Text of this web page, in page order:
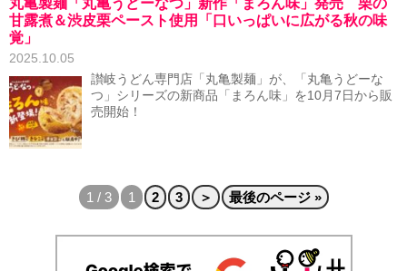
丸亀製麺「丸亀うどーなつ」新作「まろん味」発売 栗の
甘露煮＆渋皮栗ペースト使用「口いっぱいに広がる秋の味
覚」
2025.10.05
讃岐うどん専門店「丸亀製麺」が、「丸亀うどーな
つ」シリーズの新商品「まろん味」を10月7日から販
売開始！
1 / 3 1 2 3 ＞ 最後のページ »